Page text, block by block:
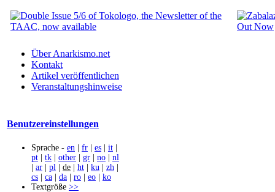
Über Anarkismo.net
Kontakt
Artikel veröffentlichen
Veranstaltungshinweise
Benutzereinstellungen
Sprache - en | fr | es | it |
pt | tk | other | gr | no | nl
| ar | pl | de | ht | ku | zh |
cs | ca | da | ro | eo | ko
Textgröße >>